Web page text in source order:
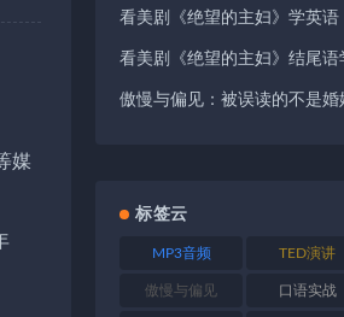
媒
看美剧《绝望的主妇》学英
看美剧《绝望的主妇》结尾语
傲慢与偏见：被误读的不是
标签云
MP3音频 TED演讲
傲慢与偏见 口语实战